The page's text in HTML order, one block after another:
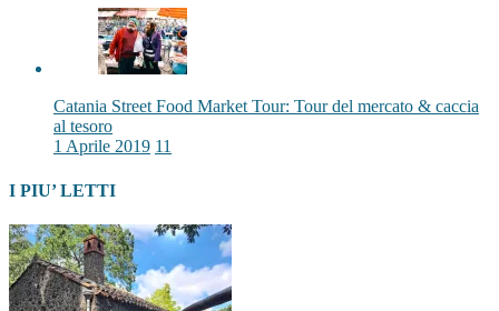
Catania Street Food Market Tour: Tour del mercato & caccia
al tesoro
1 Aprile 2019 11
I PIU’ LETTI